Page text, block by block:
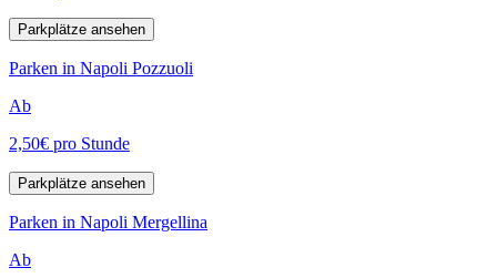
Parkplätze ansehen
Parken in Napoli Pozzuoli
Ab
2,50€ pro Stunde
Parkplätze ansehen
Parken in Napoli Mergellina
Ab